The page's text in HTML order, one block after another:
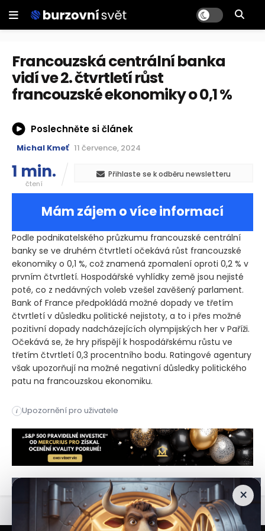
Francouzská centrální banka
vidí ve 2. čtvrtletí růst
francouzské ekonomiky o 0,1 %
Poslechněte si článek
Michal Kmeť 11 července, 2024
1 min.
čtení
Přihlaste se k odběru newsletteru
Mám zájem o více informací
Podle podnikatelského průzkumu francouzské centrální
banky se ve druhém čtvrtletí očekává růst francouzské
ekonomiky o 0,1 %, což znamená zpomalení oproti 0,2 % v
prvním čtvrtletí. Hospodářské vyhlídky země jsou nejisté
poté, co z nedávných voleb vzešel zavěšený parlament.
Bank of France předpokládá možné dopady ve třetím
čtvrtletí v důsledku politické nejistoty, a to i přes možné
pozitivní dopady nadcházejících olympijských her v Paříži.
Očekává se, že hry přispějí k hospodářskému růstu ve
třetím čtvrtletí 0,3 procentního bodu. Ratingové agentury
však upozorňují na možné negativní důsledky politického
patu na francouzskou ekonomiku.
i Upozornění pro uživatele
Podle podnikatelského průzkumu francouzské centrální
×